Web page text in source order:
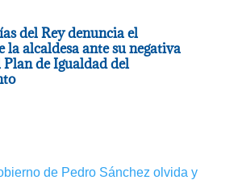
del Rey denuncia el
la alcaldesa ante su negativa
de Igualdad del